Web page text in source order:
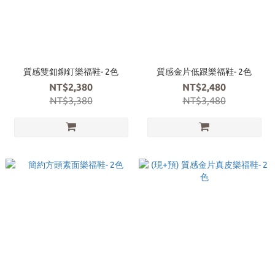
質感雙釦鉚釘樂福鞋- 2色
NT$2,380
NT$3,380
質感金片低跟樂福鞋- 2色
NT$2,480
NT$3,480